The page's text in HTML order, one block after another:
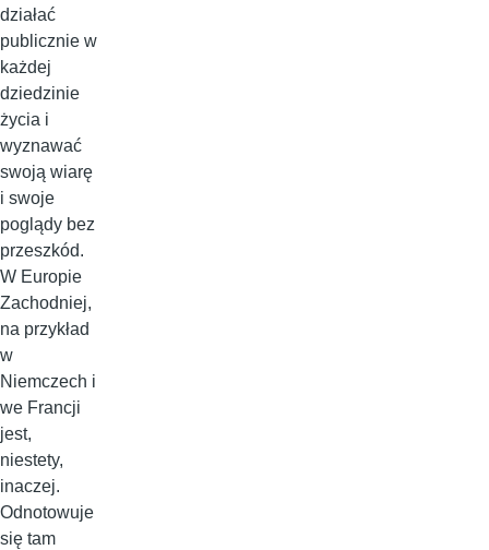
działać
publicznie w
każdej
dziedzinie
życia i
wyznawać
swoją wiarę
i swoje
poglądy bez
przeszkód.
W Europie
Zachodniej,
na przykład
w
Niemczech i
we Francji
jest,
niestety,
inaczej.
Odnotowuje
się tam